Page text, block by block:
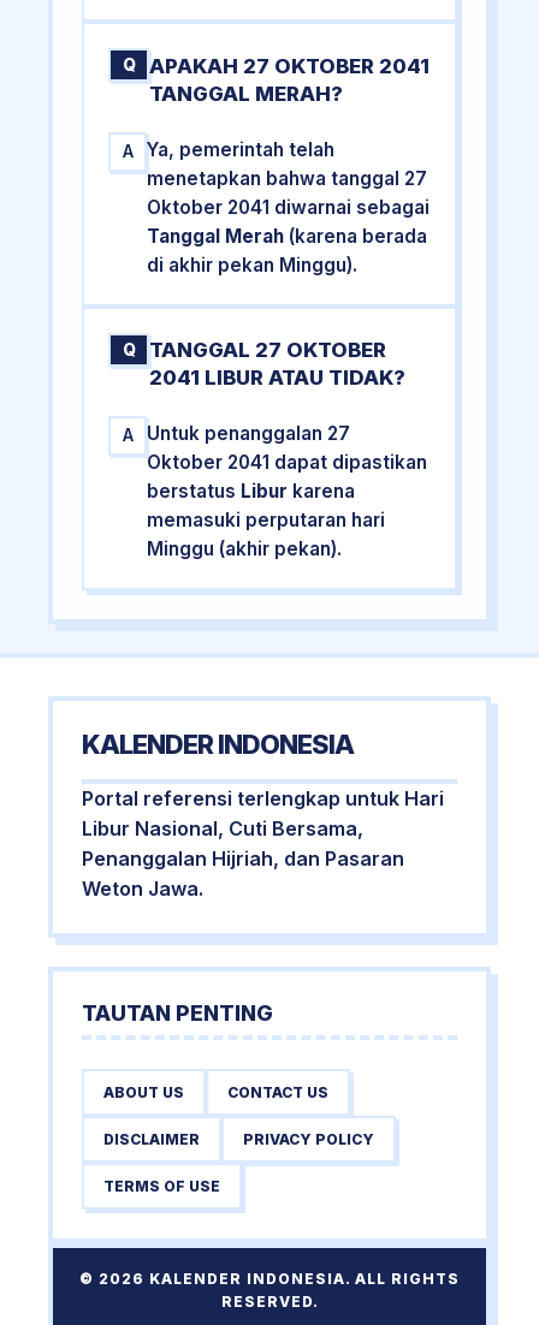
Q
APAKAH 27 OKTOBER 2041
TANGGAL MERAH?
A
Ya, pemerintah telah
menetapkan bahwa tanggal 27
Oktober 2041 diwarnai sebagai
Tanggal Merah (karena berada
di akhir pekan Minggu).
Q
TANGGAL 27 OKTOBER
2041 LIBUR ATAU TIDAK?
A
Untuk penanggalan 27
Oktober 2041 dapat dipastikan
berstatus Libur karena
memasuki perputaran hari
Minggu (akhir pekan).
KALENDER INDONESIA
Portal referensi terlengkap untuk Hari
Libur Nasional, Cuti Bersama,
Penanggalan Hijriah, dan Pasaran
Weton Jawa.
TAUTAN PENTING
ABOUT US CONTACT US
DISCLAIMER PRIVACY POLICY
TERMS OF USE
© 2026 KALENDER INDONESIA. ALL RIGHTS
RESERVED.